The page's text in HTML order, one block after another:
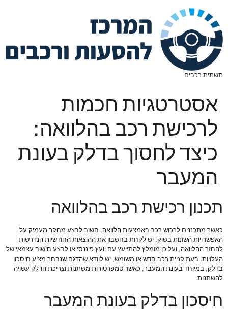
תשתית רכבים
אסטרטגיות חכמות
לרכישת רכב בהלוואה:
כיצד לחסוך בדלק בעונת
המעבר
תכנון רכישת רכב בהלוואה
כאשר מתכננים לרכוש רכב באמצעות הלוואה, חשוב לבצע מחקר מעמיק על
האפשרויות השונות בשוק. יש לקחת בחשבון את ההוצאות החודשיות הנדרשות
להחזר ההלוואה, ועל כן מומלץ להתייעץ עם יועץ פיננסי או לבצע חישוב עצמאי של
העלויות. בעת קניית רכב חדש או משומש, יש לוודא שהדגם שנבחר מציע חיסכון
בדלק, במיוחד בעונת המעבר, כאשר טמפרטורות משתנות וצריכת הדלק עשויה
להשתנות.
חיסכון בדלק בעונת המעבר